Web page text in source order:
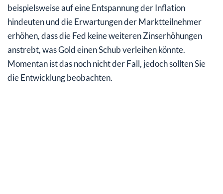
beispielsweise auf eine Entspannung der Inflation
hindeuten und die Erwartungen der Marktteilnehmer
erhöhen, dass die Fed keine weiteren Zinserhöhungen
anstrebt, was Gold einen Schub verleihen könnte.
Momentan ist das noch nicht der Fall, jedoch sollten Sie
die Entwicklung beobachten.